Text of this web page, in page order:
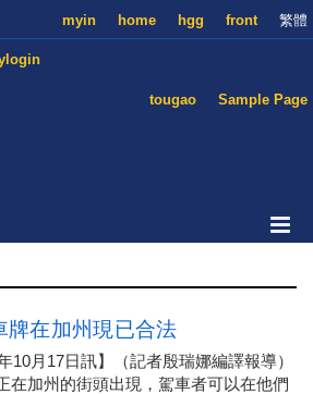
繁體
front
hgg
home
myin
Sample Page
tougao
牌在加州現已合法
年10月17日訊】（記者殷瑞娜編譯報導）
在加州的街頭出現，駕車者可以在他們